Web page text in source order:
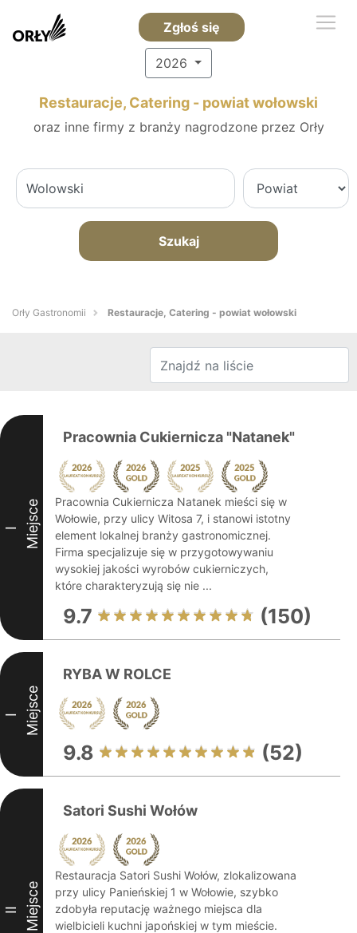
Zgłoś się
2026
Restauracje, Catering - powiat wołowski
oraz inne firmy z branży nagrodzone przez Orły
Szukaj
Orły Gastronomii Restauracje, Catering - powiat wołowski
I Miejsce
Pracownia Cukiernicza "Natanek"
Pracownia Cukiernicza Natanek mieści się w
Wołowie, przy ulicy Witosa 7, i stanowi istotny
element lokalnej branży gastronomicznej.
Firma specjalizuje się w przygotowywaniu
wysokiej jakości wyrobów cukierniczych,
które charakteryzują się nie ...
9.7 (150)
I Miejsce
RYBA W ROLCE
9.8 (52)
II Miejsce
Satori Sushi Wołów
Restauracja Satori Sushi Wołów, zlokalizowana
przy ulicy Panieńskiej 1 w Wołowie, szybko
zdobyła reputację ważnego miejsca dla
wielbicieli kuchni japońskiej w tym mieście.